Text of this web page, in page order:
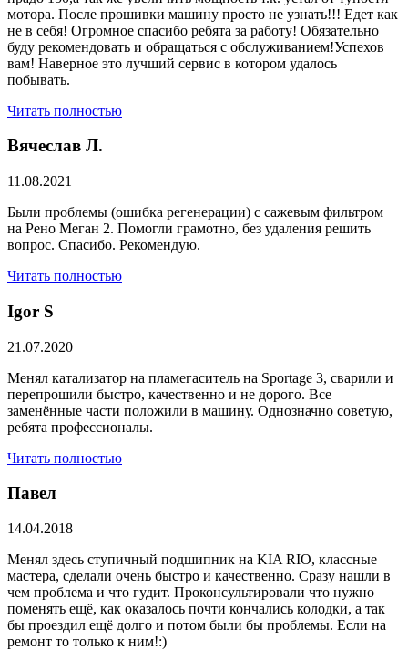
мотора. После прошивки машину просто не узнать!!! Едет как
не в себя! Огромное спасибо ребята за работу! Обязательно
буду рекомендовать и обращаться с обслуживанием!Успехов
вам! Наверное это лучший сервис в котором удалось
побывать.
Читать полностью
Вячеслав Л.
11.08.2021
Были проблемы (ошибка регенерации) с сажевым фильтром
на Рено Меган 2. Помогли грамотно, без удаления решить
вопрос. Спасибо. Рекомендую.
Читать полностью
​Igor S
21.07.2020
Менял катализатор на пламегаситель на Sportage 3, сварили и
перепрошили быстро, качественно и не дорого. Все
заменённые части положили в машину. Однозначно советую,
ребята профессионалы.
Читать полностью
Павел
14.04.2018
Менял здесь ступичный подшипник на KIA RIO, классные
мастера, сделали очень быстро и качественно. Сразу нашли в
чем проблема и что гудит. Проконсультировали что нужно
поменять ещё, как оказалось почти кончались колодки, а так
бы проездил ещё долго и потом были бы проблемы. Если на
ремонт то только к ним!:)